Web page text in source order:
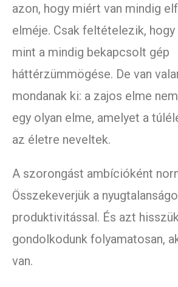
azon, hogy miért van mindig
elméje. Csak feltételezik,
mint a mindig bekapcsolt gép
háttérzümmögése. De van
mondanak ki: a zajos elme
egy olyan elme, amelyet a
az életre neveltek.
A szorongást ambícióként
Összekeverjük a
produktivitással. És azt
gondolkodunk folyamatosan,
van.